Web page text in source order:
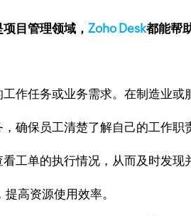
目管理领域，Zoho Desk都能帮
作任务或业务需求。在制造业
确保员工清楚了解自己的工作职
工单的执行情况，从而及时发现
高资源使用效率。